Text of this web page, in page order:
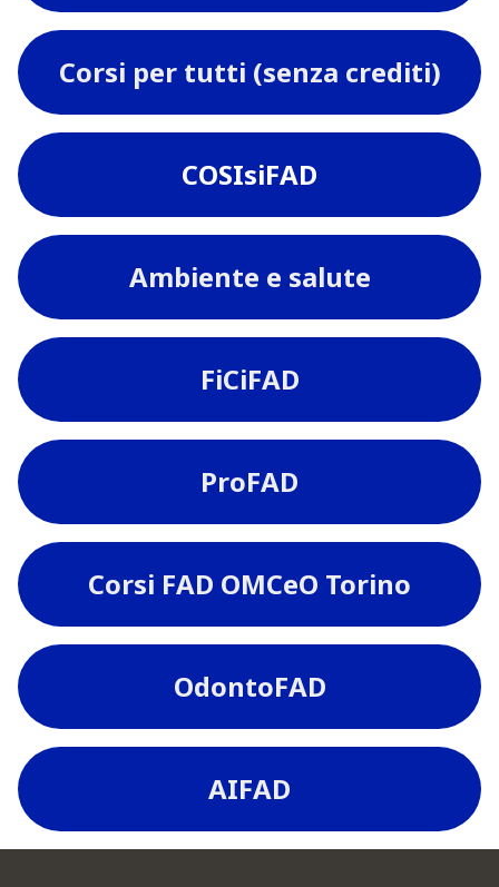
Corsi per tutti (senza crediti)
COSIsiFAD
Ambiente e salute
FiCiFAD
ProFAD
Corsi FAD OMCeO Torino
OdontoFAD
AIFAD